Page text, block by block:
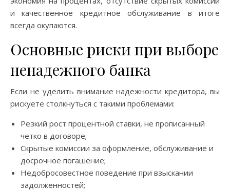
и качественное кредитное обслуживание в итоге
всегда окупаются.
Основные риски при выборе
ненадежного банка
Если не уделить внимание надежности кредитора, вы
рискуете столкнуться с такими проблемами:
Резкий рост процентной ставки, не прописанный
четко в договоре;
Скрытые комиссии за оформление, обслуживание и
досрочное погашение;
Недобросовестное поведение при взыскании
задолженностей;